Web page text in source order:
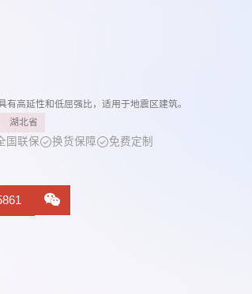
高延性和低屈强比，适用于地震区建筑。
湖北省
国联保 换货保障 免费定制